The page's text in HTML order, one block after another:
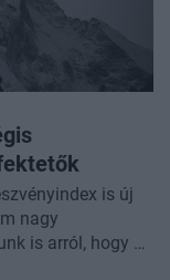
is új
nagy
is arról, hogy a